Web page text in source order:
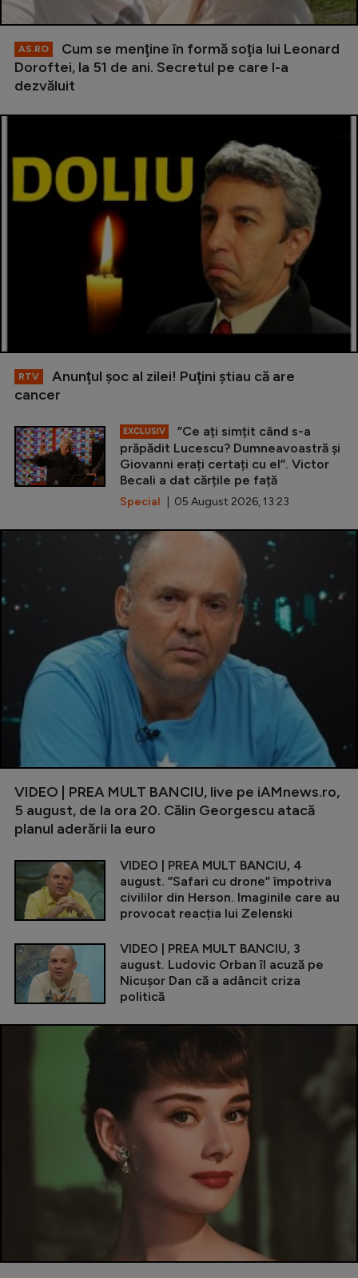
AS.RO
Cum se menţine în formă soţia lui Leonard
Doroftei, la 51 de ani. Secretul pe care l-a
dezvăluit
RTV
Anunţul şoc al zilei! Puţini ştiau că are
cancer
EXCLUSIV
”Ce ați simțit când s-a
prăpădit Lucescu? Dumneavoastră și
Giovanni erați certați cu el”. Victor
Becali a dat cărțile pe față
Special | 05 August 2026, 13:23
VIDEO | PREA MULT BANCIU, live pe iAMnews.ro,
5 august, de la ora 20. Călin Georgescu atacă
planul aderării la euro
VIDEO | PREA MULT BANCIU, 4
august. ”Safari cu drone” împotriva
civililor din Herson. Imaginile care au
provocat reacția lui Zelenski
VIDEO | PREA MULT BANCIU, 3
august. Ludovic Orban îl acuză pe
Nicușor Dan că a adâncit criza
politică